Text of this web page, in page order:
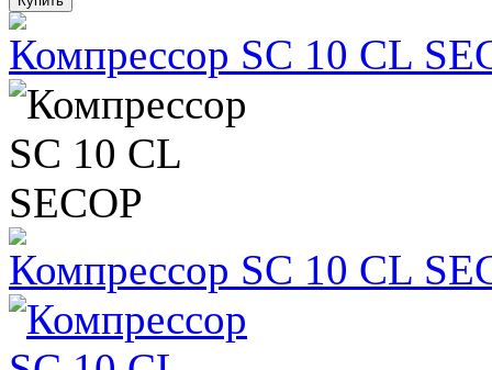
Компрессор SC 10 CL
Компрессор SC 10 CL